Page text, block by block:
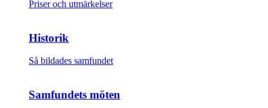
Priser och utmärkelser
Historik
Så bildades samfundet
Samfundets möten